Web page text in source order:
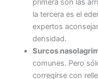
primera son las
la tercera es el
expertos
densidad.
Surcos
comunes. Pero
corregirse con